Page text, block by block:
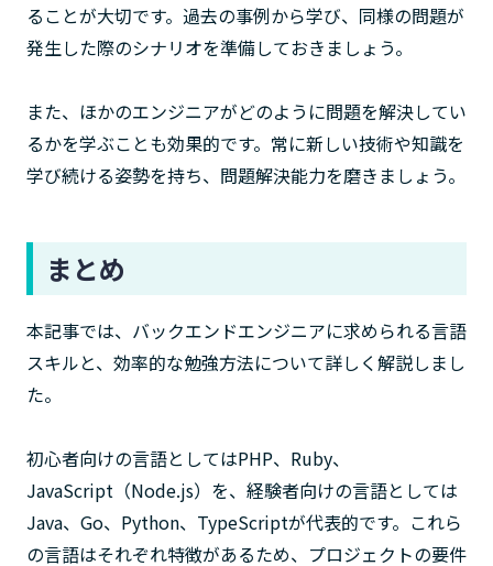
ることが大切です。過去の事例から学び、同様の問題が
発生した際のシナリオを準備しておきましょう。
また、ほかのエンジニアがどのように問題を解決してい
るかを学ぶことも効果的です。常に新しい技術や知識を
学び続ける姿勢を持ち、問題解決能力を磨きましょう。
まとめ
本記事では、バックエンドエンジニアに求められる言語
スキルと、効率的な勉強方法について詳しく解説しまし
た。
初心者向けの言語としてはPHP、Ruby、
JavaScript（Node.js）を、経験者向けの言語としては
Java、Go、Python、TypeScriptが代表的です。これら
の言語はそれぞれ特徴があるため、プロジェクトの要件